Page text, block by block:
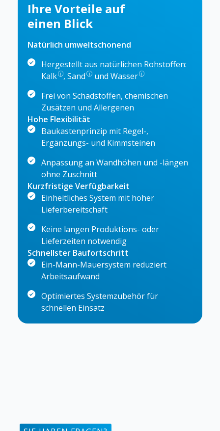
Ihre Vorteile auf
einen Blick
Natürlich umweltschonend
Hergestellt aus natürlichen Rohstoffen:
Kalk i ,Sand i und Wasser i
Frei von Schadstoffen, chemischen
Zusätzen und Allergenen
Hohe Flexibilität
Baukastenprinzip mit Regel-,
Ergänzungs- und Kimmsteinen
Anpassung an Wandhöhen und -längen
ohne Zuschnitt
Kurzfristige Verfügbarkeit
Einheitliches System mit hoher
Lieferbereitschaft
Keine langen Produktions- oder
Lieferzeiten notwendig
Schnellster Baufortschritt
Ein-Mann-Mauersystem reduziert
Arbeitsaufwand
Optimiertes Systemzubehör für
schnellen Einsatz